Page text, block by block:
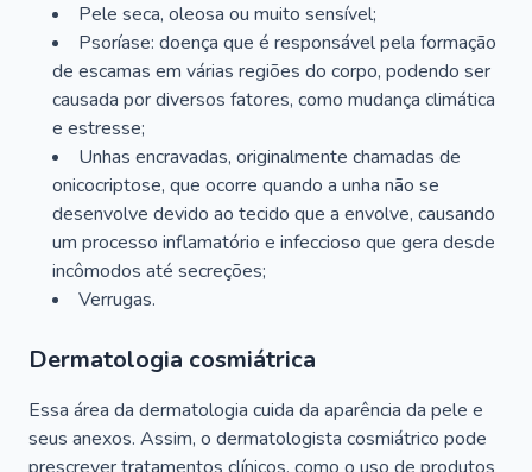
Pele seca, oleosa ou muito sensível;
Psoríase: doença que é responsável pela formação
de escamas em várias regiões do corpo, podendo ser
causada por diversos fatores, como mudança climática
e estresse;
Unhas encravadas, originalmente chamadas de
onicocriptose, que ocorre quando a unha não se
desenvolve devido ao tecido que a envolve, causando
um processo inflamatório e infeccioso que gera desde
incômodos até secreções;
Verrugas.
Dermatologia cosmiátrica
Essa área da dermatologia cuida da aparência da pele e
seus anexos. Assim, o dermatologista cosmiátrico pode